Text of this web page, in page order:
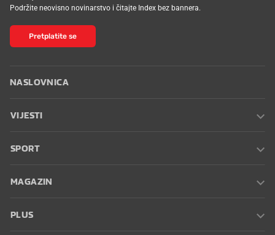
Podržite neovisno novinarstvo i čitajte Index bez bannera.
Pretplatite se
NASLOVNICA
VIJESTI
SPORT
MAGAZIN
PLUS